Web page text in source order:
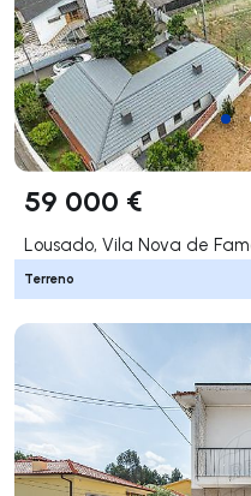
59 000 €
Lousado, Vila Nova de
Terreno